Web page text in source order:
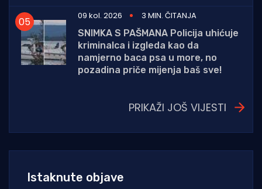
09 kol. 2026
3 MIN. ČITANJA
SNIMKA S PAŠMANA Policija uhićuje
kriminalca i izgleda kao da
namjerno baca psa u more, no
pozadina priče mijenja baš sve!
PRIKAŽI JOŠ VIJESTI
Istaknute objave